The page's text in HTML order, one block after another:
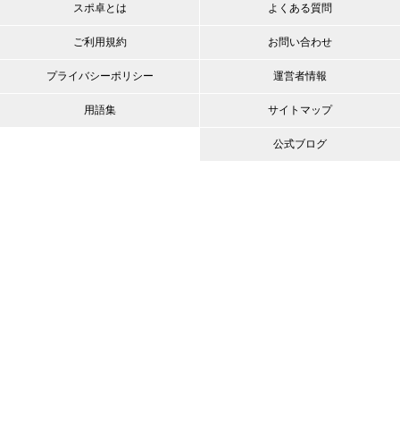
スポ卓とは
ご利用規約
プライバシーポリシー
用語集
よくある質問
お問い合わせ
運営者情報
サイトマップ
公式ブログ